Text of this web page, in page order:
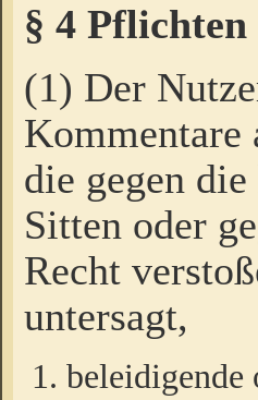
§ 4 Pflichten
(1) Der
Kommentare
die gegen
Sitten oder
Recht
untersagt,
beleidigende